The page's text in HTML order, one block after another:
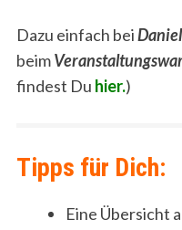
Dazu einfach beiDaniel
beim
findest Du hier.)
Tipps für Dich:
Eine Übersicht